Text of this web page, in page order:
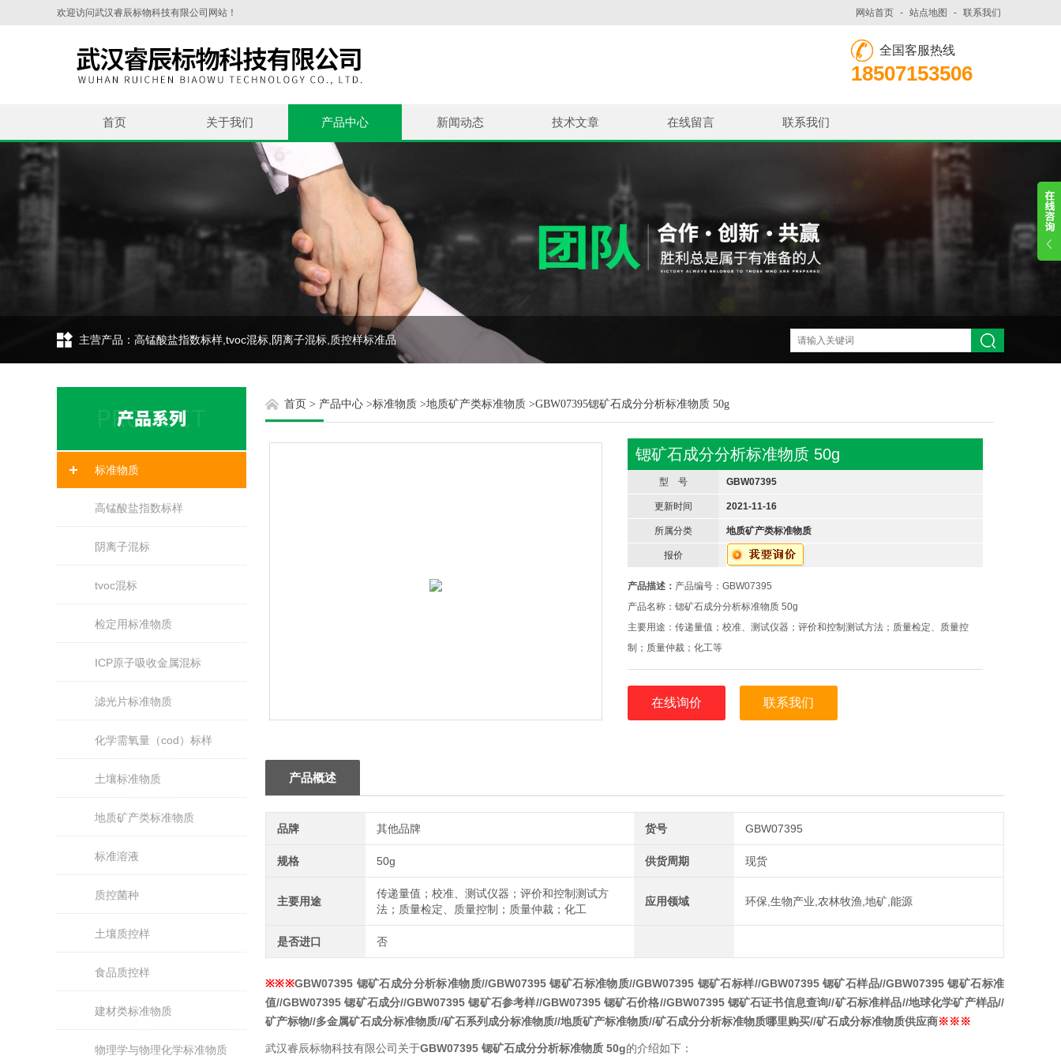
欢迎访问武汉睿辰标物科技有限公司网站！ 网站首页 - 站点地图 - 联系我们
全国客服热线
18507153506
首页 关于我们 产品中心 新闻动态 技术文章 在线留言 联系我们
主营产品：高锰酸盐指数标样,tvoc混标,阴离子混标,质控样标准品
标准物质
高锰酸盐指数标样
阴离子混标
tvoc混标
检定用标准物质
ICP原子吸收金属混标
滤光片标准物质
化学需氧量（cod）标样
土壤标准物质
地质矿产类标准物质
标准溶液
质控菌种
土壤质控样
食品质控样
建材类标准物质
物理学与物理化学标准物质
首页 > 产品中心 >标准物质 >地质矿产类标准物质 >GBW07395锶矿石成分分析标准物质 50g
锶矿石成分分析标准物质 50g
型 号 GBW07395
更新时间 2021-11-16
所属分类 地质矿产类标准物质
报价
产品描述： 产品编号：GBW07395
产品名称：锶矿石成分分析标准物质 50g
主要用途：传递量值；校准、测试仪器；评价和控制测试方法；质量检定、质量控
制；质量仲裁；化工等
在线询价 联系我们
产品概述
品牌 其他品牌 货号 GBW07395
规格 50g 供货周期 现货
主要用途
传递量值；校准、测试仪器；评价和控制测试方
法；质量检定、质量控制；质量仲裁；化工
应用领域 环保,生物产业,农林牧渔,地矿,能源
是否进口 否
※※※GBW07395 锶矿石成分分析标准物质//GBW07395锶矿石标准物质//GBW07395 锶矿石标样//GBW07395锶矿石样品//GBW07395锶矿石标准
值//GBW07395锶矿石成分//GBW07395锶矿石参考样//GBW07395 锶矿石价格//GBW07395 锶矿石证书信息查询//矿石标准样品//地球化学矿产样品//
矿产标物//多金属矿石成分标准物质//矿石系列成分标准物质//地质矿产标准物质//矿石成分分析标准物质哪里购买//矿石成分标准物质供应商※※※
武汉睿辰标物科技有限公司关于GBW07395 锶矿石成分分析标准物质 50g的介绍如下：